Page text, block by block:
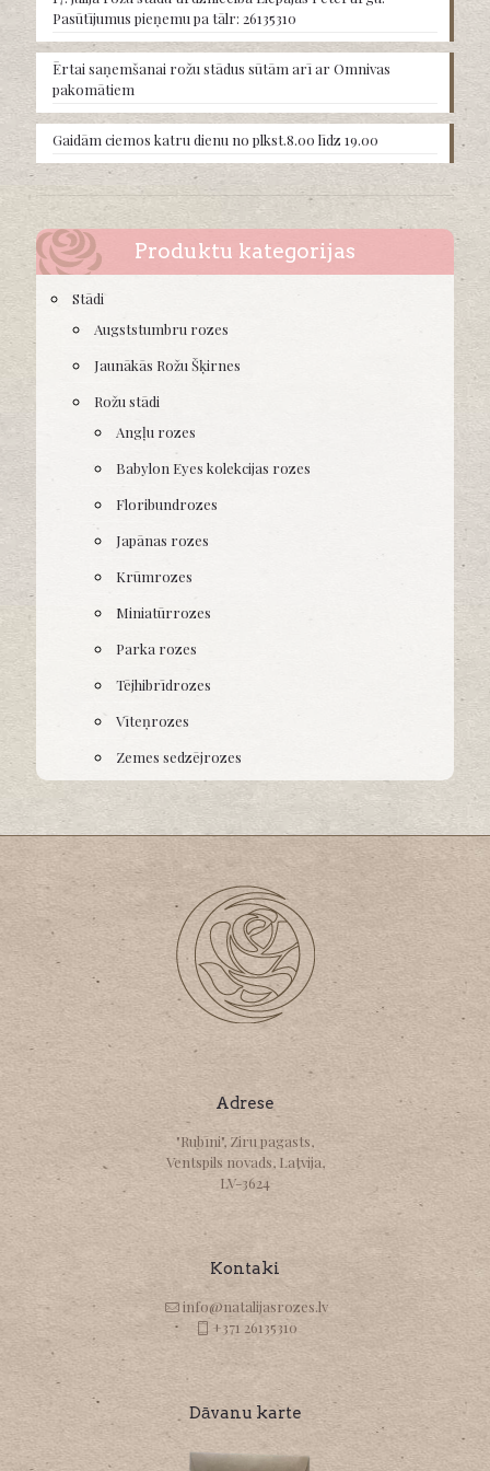
on
product
page
Pasūtījumus pieņemu pa tālr: 26135310
Ērtai saņemšanai rožu stādus sūtām arī ar Omnivas
pakomātiem
Gaidām ciemos katru dienu no plkst.8.00 līdz 19.00
Produktu kategorijas
Stādi
Augststumbru rozes
Jaunākās Rožu Šķirnes
Rožu stādi
Angļu rozes
Babylon Eyes kolekcijas rozes
Floribundrozes
Japānas rozes
Krūmrozes
Miniatūrrozes
Parka rozes
Tējhibrīdrozes
Vīteņrozes
Zemes sedzējrozes
Adrese
"Rubīni", Ziru pagasts,
Ventspils novads, Latvija,
LV-3624
Kontaki
info@natalijasrozes.lv
+371 26135310
Dāvanu karte